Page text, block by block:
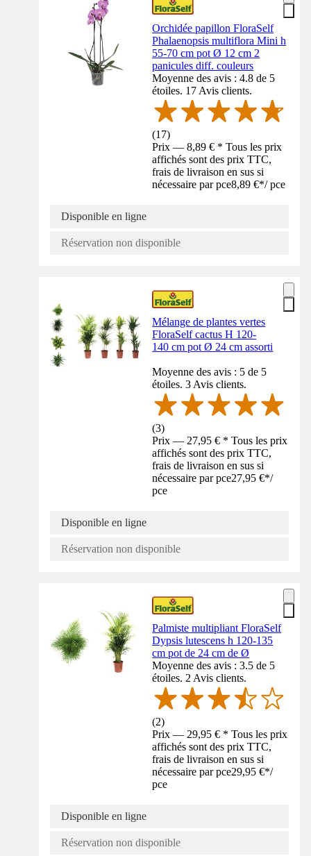
Orchidée papillon FloraSelf
Phalaenopsis multiflora Mini h
55-70 cm pot Ø 12 cm 2
panicules diff. couleurs
Moyenne des avis : 4.8 de 5
étoiles. 17 Avis clients.
(17)
Prix — 8,89 € * Tous les prix
affichés sont des prix TTC,
frais de livraison en sus si
nécessaire par pce8,89 €*/ pce
Disponible en ligne
Réservation non disponible
Mélange de plantes vertes
FloraSelf cactus H 120-
140 cm pot Ø 24 cm assorti
Moyenne des avis : 5 de 5
étoiles. 3 Avis clients.
(3)
Prix — 27,95 € * Tous les prix
affichés sont des prix TTC,
frais de livraison en sus si
nécessaire par pce27,95 €*/
pce
Disponible en ligne
Réservation non disponible
Palmiste multipliant FloraSelf
Dypsis lutescens h 120-135
cm pot de 24 cm de Ø
Moyenne des avis : 3.5 de 5
étoiles. 2 Avis clients.
(2)
Prix — 29,95 € * Tous les prix
affichés sont des prix TTC,
frais de livraison en sus si
nécessaire par pce29,95 €*/
pce
Disponible en ligne
Réservation non disponible